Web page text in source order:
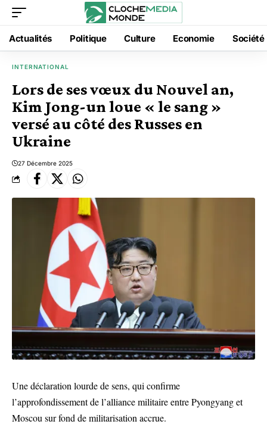
Actualités Politique Culture Economie Société
INTERNATIONAL
Lors de ses vœux du Nouvel an,
Kim Jong-un loue « le sang »
versé au côté des Russes en
Ukraine
27 Décembre 2025
Une déclaration lourde de sens, qui confirme
l’approfondissement de l’alliance militaire entre Pyongyang et
Moscou sur fond de militarisation accrue.